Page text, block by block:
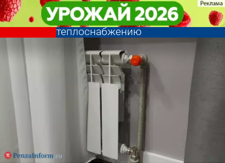
«Т Плюс» подключила 21 новый
дом к централизованному
теплоснабжению
Общество «Т Плюс» подключила 21 новый
дом к централизованному
теплоснабжению
Общество
Другие новости по
теме
Погода и курсы
валют в Пензе